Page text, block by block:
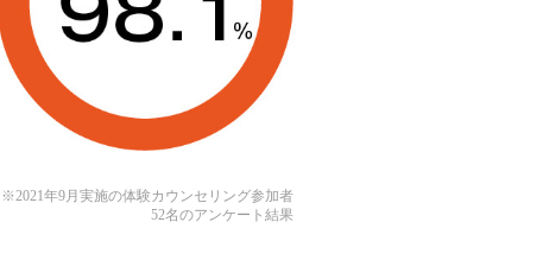
※2021年9月実施の体験カウンセリング参加者
52名のアンケート結果